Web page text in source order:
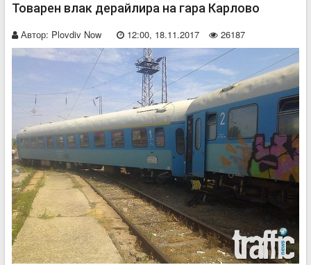
Товарен влак дерайлира на гара Карлово
Автор: Plovdiv Now 12:00, 18.11.2017 26187